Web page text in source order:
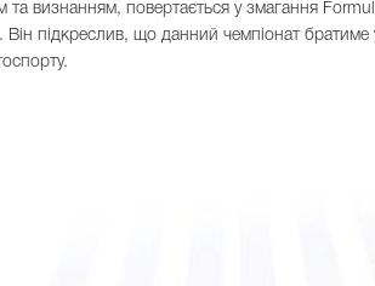
та визнанням, повертається у змагання
Він підкреслив, що данний чемпіонат братиме